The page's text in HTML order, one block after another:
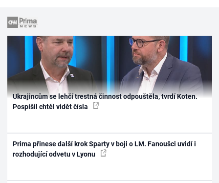
Ukrajincům se lehčí trestná činnost odpouštěla, tvrdí Koten.
Pospíšil chtěl vidět čísla
Prima přinese další krok Sparty v boji o LM. Fanoušci uvidí i
rozhodující odvetu v Lyonu